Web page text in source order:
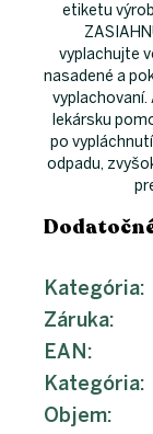
etiketu
vyplachujte
nasadené a
vyplachovaní.
lekársku
po
odpadu,
Kategória:
Záruka:
EAN:
Kategória:
Objem: